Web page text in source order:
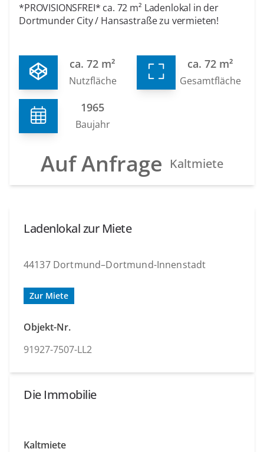
*PROVISIONSFREI* ca. 72 m² Ladenlokal in der
Dortmunder City / Hansastraße zu vermieten!
ca. 72 m²
Nutzfläche
ca. 72 m²
Gesamtfläche
1965
Baujahr
Auf Anfrage Kaltmiete
Ladenlokal zur Miete
44137 Dortmund–Dortmund-Innenstadt
Zur Miete
Objekt-Nr.
91927-7507-LL2
Die Immobilie
Kaltmiete